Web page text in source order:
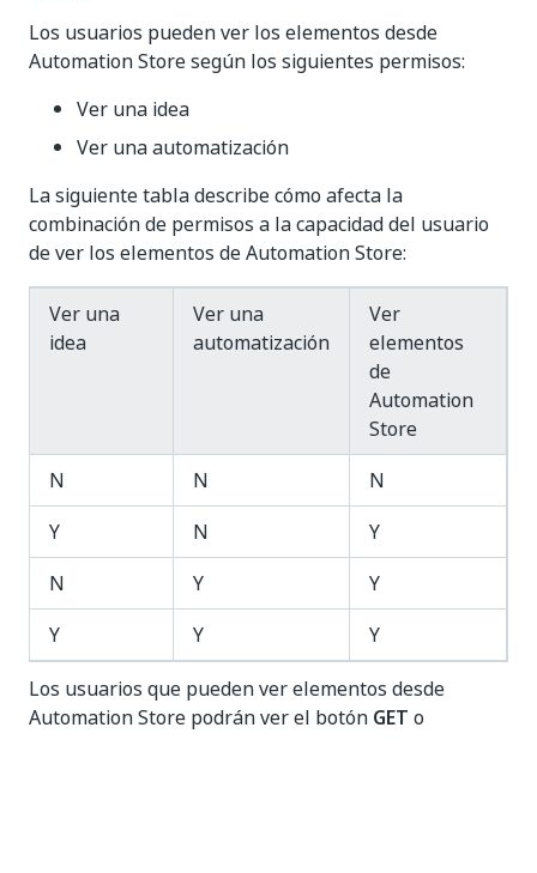
Los usuarios pueden ver los elementos desde
Automation Store según los siguientes permisos:
Ver una idea
Ver una automatización
La siguiente tabla describe cómo afecta la
combinación de permisos a la capacidad del usuario
de ver los elementos de Automation Store:
Ver una
idea
Ver una
automatización
Ver
elementos
de
Automation
Store
N
N
N
Y
N
Y
N
Y
Y
Y
Y
Y
Los usuarios que pueden ver elementos desde
Automation Store podrán ver el botón GET o